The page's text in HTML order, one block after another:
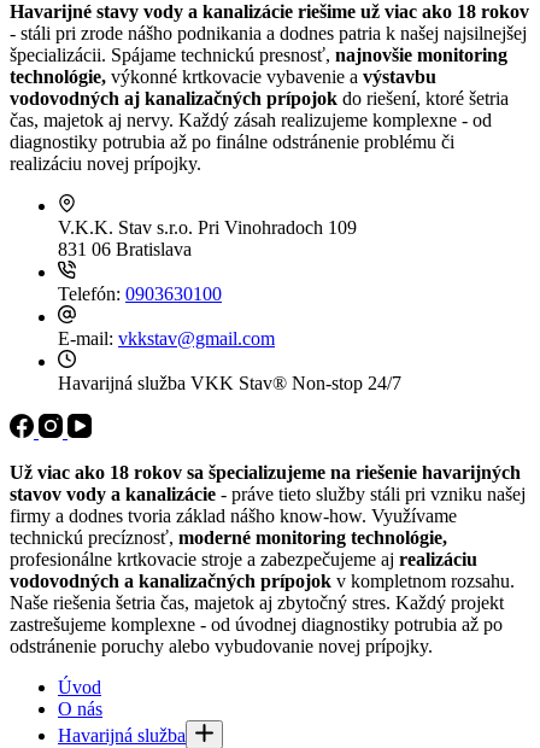
Havarijné stavy vody a kanalizácie riešime už viac ako 18 rokov
- stáli pri zrode nášho podnikania a dodnes patria k našej najsilnejšej
špecializácii. Spájame technickú presnosť, najnovšie monitoring
technológie, výkonné krtkovacie vybavenie a výstavbu
vodovodných aj kanalizačných prípojok do riešení, ktoré šetria
čas, majetok aj nervy. Každý zásah realizujeme komplexne - od
diagnostiky potrubia až po finálne odstránenie problému či
realizáciu novej prípojky.
V.K.K. Stav s.r.o. Pri Vinohradoch 109
831 06 Bratislava
Telefón: 0903630100
E-mail: vkkstav@gmail.com
Havarijná služba VKK Stav® Non-stop 24/7
Už viac ako 18 rokov sa špecializujeme na riešenie havarijných
stavov vody a kanalizácie - práve tieto služby stáli pri vzniku našej
firmy a dodnes tvoria základ nášho know-how. Využívame
technickú precíznosť, moderné monitoring technológie,
profesionálne krtkovacie stroje a zabezpečujeme aj realizáciu
vodovodných a kanalizačných prípojok v kompletnom rozsahu.
Naše riešenia šetria čas, majetok aj zbytočný stres. Každý projekt
zastrešujeme komplexne - od úvodnej diagnostiky potrubia až po
odstránenie poruchy alebo vybudovanie novej prípojky.
Úvod
O nás
Havarijná služba